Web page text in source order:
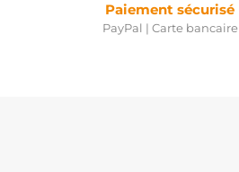
Paiement sécurisé
PayPal | Carte bancaire